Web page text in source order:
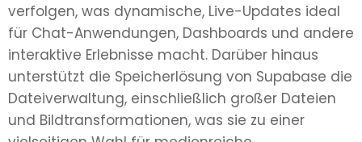
verfolgen, was dynamische, Live-Updates ideal
für Chat-Anwendungen, Dashboards und andere
interaktive Erlebnisse macht. Darüber hinaus
unterstützt die Speicherlösung von Supabase die
Dateiverwaltung, einschließlich großer Dateien
und Bildtransformationen, was sie zu einer